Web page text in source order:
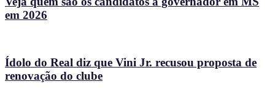
em 2026
Ídolo do Real diz que Vini Jr. recusou proposta de
renovação do clube